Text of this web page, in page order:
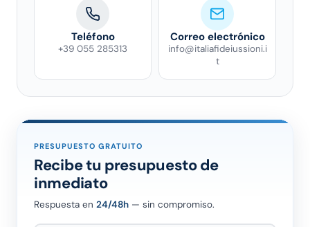
Teléfono
+39 055 285313
Correo electrónico
info@italiafideiussioni.i
t
PRESUPUESTO GRATUITO
Recibe tu presupuesto de
inmediato
Respuesta en 24/48h — sin compromiso.